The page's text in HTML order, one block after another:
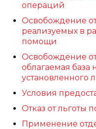
операций
Освобождение
реализуемых в
помощи
Освобождение
облагаемая база
установленного
Условия
Отказ от льготы
Применение